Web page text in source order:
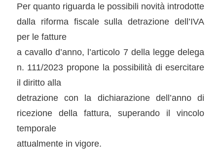
Per quanto riguarda le possibili novità introdotte
dalla riforma fiscale sulla detrazione dell’IVA
per le fatture
a cavallo d’anno, l’articolo 7 della legge delega
n. 111/2023 propone la possibilità di esercitare
il diritto alla
detrazione con la dichiarazione dell’anno di
ricezione della fattura, superando il vincolo
temporale
attualmente in vigore.